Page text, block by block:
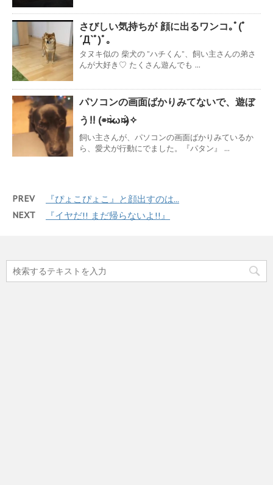
さびしい気持ちが 顔に出るワンコ｡ﾟ(ﾟ
´Д`ﾟ)ﾟ｡
タヌキ似の 柴犬の ”ハチくん”、飼い主さんの弟さ
んが大好き♡ たくさん遊んでも ...
パソコンの画面ばかりみてないで、遊ぼ
う!! (⌯¤̴̶̷̀ω¤̴̶̷́)✧
飼い主さんが、パソコンの画面ばかりみているか
ら、愛犬が行動にでました。『パタン』 ...
PREV 『ぴょこぴょこ』と顔出すのは...
NEXT 『イヤだ!! まだ帰らないよ!!』